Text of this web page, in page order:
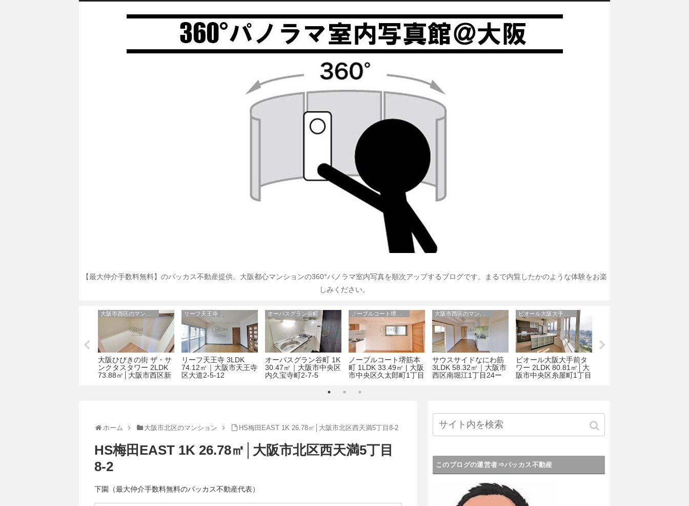
【最大仲介手数料無料】のバッカス不動産提供。大阪都心マンションの360°パノラマ室内写真を順次アップするブログです。まるで内覧したかのような体験をお楽
しみください。
アルデールヒル内久宝
寺 1LDK 50.34㎡│大阪
市中央区内久宝寺町３
匠空天満
匠空天満 1R 29.68㎡｜
大阪市北区天満1-13-5
エルブ南船場
エルブ南船場 2LDK
68.00㎡│大阪市中央区
南船場1-49
マジェスティ天満橋
マジェスティ天満橋
1LDK 32.24㎡│大阪市
北区天満2丁目7-21
アーデン上本町
アーデン上本町 2LDK
59.32㎡│大阪市天王寺
区上本町５丁目3-17
ベルファース大阪新町
2LDK 61.40㎡│大阪市
西区新町1丁目34-2
ホーム 大阪市北区のマンション HS梅田EAST 1K 26.78㎡│大阪市北区西天満5丁目8-2
HS梅田EAST 1K 26.78㎡│大阪市北区西天満5丁目
8-2
下園（最大仲介手数料無料のバッカス不動産代表）
このブログの運営者⇒バッカス不動産